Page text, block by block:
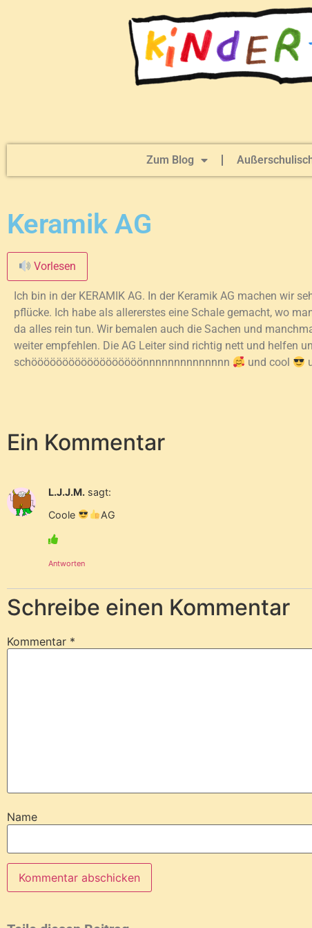
Zum Blog
Keramik AG
Vorlesen
Ich bin in der KERAMIK AG. In der Keramik AG machen wir
pflücke. Ich habe als allererstes eine Schale gemacht, wo
da alles rein tun. Wir bemalen auch die Sachen und
weiter empfehlen. Die AG Leiter sind richtig nett und helfen
schöööööööööööööööööönnnnnnnnnnnnnn
und cool
Ein Kommentar
L.J.J.M. sagt:
Coole AG
Antworten
Schreibe einen Kommentar
Kommentar *
Name